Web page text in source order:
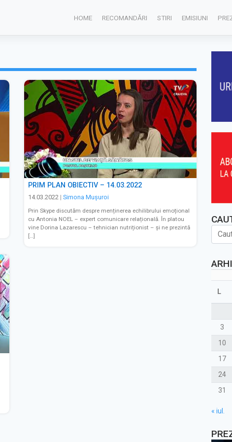
HOME RECOMANDĂRI STIRI EMISIUNI
PRIM PLAN OBIECTIV – 14.03.2022
14.03.2022 | Simona Muşuroi
Prin Skype discutăm despre menținerea echilibrului emoțional
cu Antonia NOEL – expert comunicare relațională. În platou
vine Dorina Lazarescu – tehnician nutriționist – și ne prezintă
[…]
L
3
10
17
24
31
« iul.